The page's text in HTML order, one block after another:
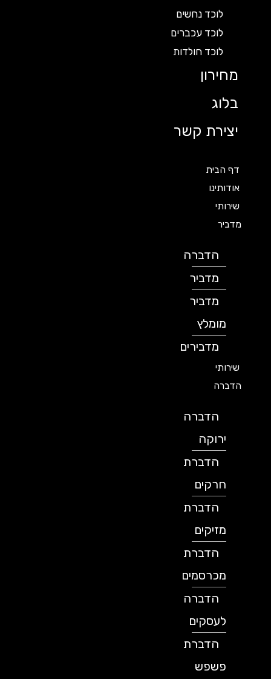
לוכד נחשים
לוכד עכברים
לוכד חולדות
מחירון
בלוג
יצירת קשר
דף הבית
אודותינו
שירותי
מדביר
הדברה
מדביר
מדביר
מומלץ
מדבירים
שירותי
הדברה
הדברה
ירוקה
הדברת
חרקים
הדברת
מזיקים
הדברת
מכרסמים
הדברה
לעסקים
הדברת
פשפש